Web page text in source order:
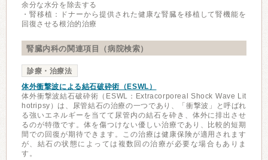
余分な水分を除去する
・腎移植：ドナーから提供された健康な腎臓を移植して腎機能を
回復させる根治的治療
腎臓内科の関連項目（病院検索）
診療・治療法
体外衝撃波による結石破砕術（ESWL）
体外衝撃波結石破砕術（ESWL：Extracorporeal Shock Wave Lit
hotripsy）は、尿管結石の治療の一つであり、「衝撃波」と呼ばれ
る強いエネルギーを当てて尿管内の結石を砕き、体外に排出させ
るのが特徴です。体を傷つけない優しい治療であり、比較的短期
間での回復が期待できます。この治療は健康保険が適用されます
が、結石の状態によっては複数回の治療が必要な場合もありま
す。